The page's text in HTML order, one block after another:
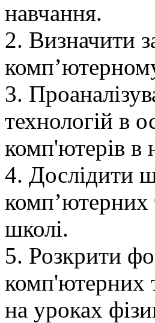
навчання.
2. Визначити
3.
технологій в
комп'ютерів в
4. Дослідити
комп’ютерних
школі.
5. Розкрити
комп'ютерних
на уроках